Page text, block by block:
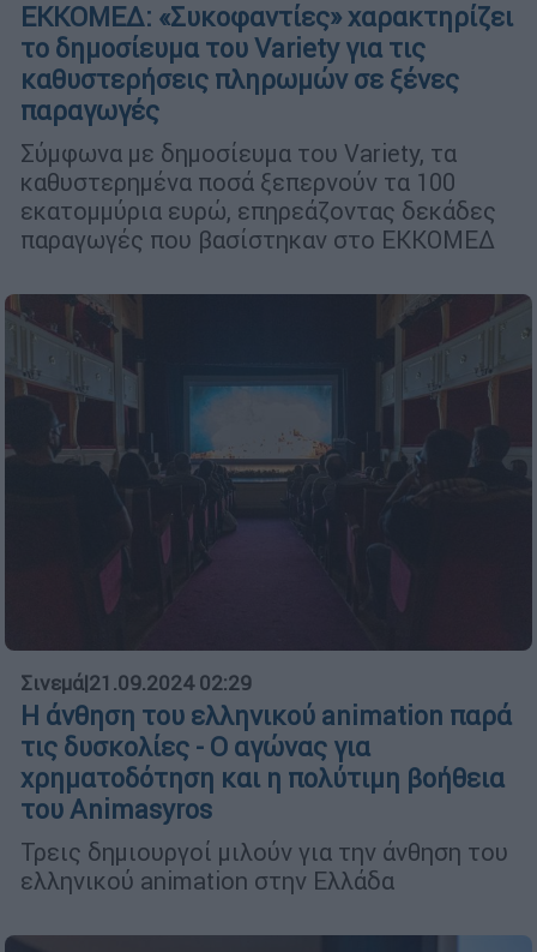
ΕΚΚΟΜΕΔ: «Συκοφαντίες» χαρακτηρίζει
το δημοσίευμα του Variety για τις
καθυστερήσεις πληρωμών σε ξένες
παραγωγές
Σύμφωνα με δημοσίευμα του Variety, τα
καθυστερημένα ποσά ξεπερνούν τα 100
εκατομμύρια ευρώ, επηρεάζοντας δεκάδες
παραγωγές που βασίστηκαν στο ΕΚΚΟΜΕΔ
Σινεμά|21.09.2024 02:29
H άνθηση του ελληνικού animation παρά
τις δυσκολίες - Ο αγώνας για
χρηματοδότηση και η πολύτιμη βοήθεια
του Animasyros
Τρεις δημιουργοί μιλούν για την άνθηση του
ελληνικού animation στην Ελλάδα